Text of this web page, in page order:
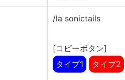
/la sonictails
[コピーボタン]
タイプ1
タイプ2